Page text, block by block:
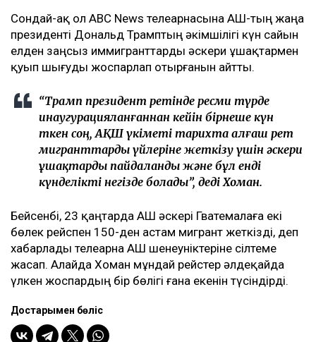
Сондай-ақ ол ABC News телеарнасына АҚШ-тың жаңа
президенті Дональд Трамптың әкімшілігі күн сайын
елден заңсыз иммигранттарды әскери ұшақтармен
қуып шығуды жоспарлап отырғанын айтты.
“Трамп президент ретінде ресми түрде
инаугурацияланғаннан кейін бірнеше күн
өткен соң, АҚШ үкіметі тарихта алғаш рет
мигранттарды үйлеріне жеткізу үшін әскери
ұшақтарды пайдаланды және бұл енді
күнделікті негізде болады”, деді Хоман.
Бейсенбі, 23 қаңтарда АҚШ әскері Гватемалаға екі
бөлек рейспен 150-ден астам мигрант жеткізді, деп
хабарлады телеарна АҚШ шенеуніктеріне сілтеме
жасап. Алайда Хоман мұндай рейстер әлдеқайда
үлкен жоспардың бір бөлігі ғана екенін түсіндірді.
Достарыңмен бөліс